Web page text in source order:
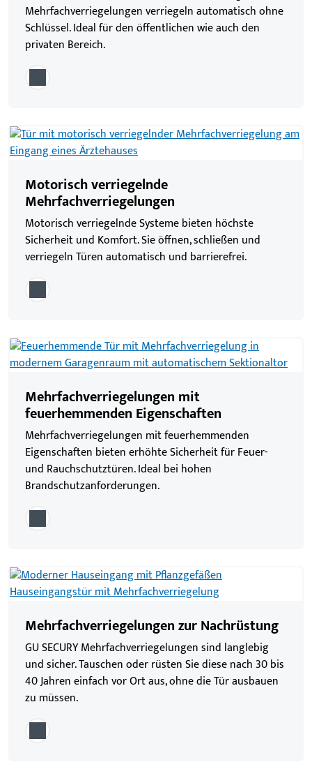
Mehrfachverriegelungen verriegeln automatisch ohne
Schlüssel. Ideal für den öffentlichen wie auch den
privaten Bereich.
Motorisch verriegelnde
Mehrfachverriegelungen
Motorisch verriegelnde Systeme bieten höchste
Sicherheit und Komfort. Sie öffnen, schließen und
verriegeln Türen automatisch und barrierefrei.
Mehrfachverriegelungen mit
feuerhemmenden Eigenschaften
Mehrfachverriegelungen mit feuerhemmenden
Eigenschaften bieten erhöhte Sicherheit für Feuer-
und Rauchschutztüren. Ideal bei hohen
Brandschutzanforderungen.
Mehrfachverriegelungen zur Nachrüstung
GU SECURY Mehrfachverriegelungen sind langlebig
und sicher. Tauschen oder rüsten Sie diese nach 30 bis
40 Jahren einfach vor Ort aus, ohne die Tür ausbauen
zu müssen.